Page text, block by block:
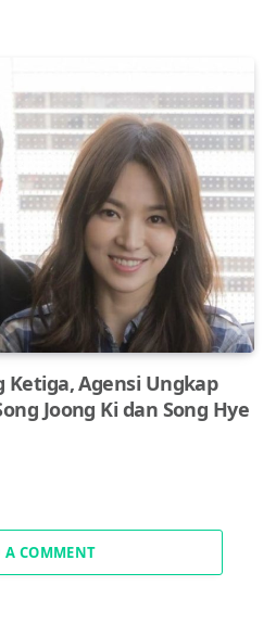
Agensi Ungkap
Joong Ki dan Song Hye
A COMMENT